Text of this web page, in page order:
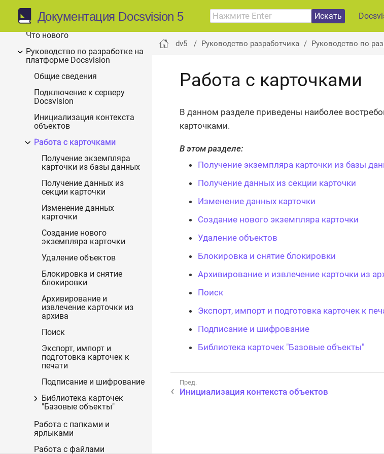
Документация Docsvision 5 Искать
Документация для
разработчиков
Что нового
Руководство по разработке на
платформе Docsvision
Общие сведения
Подключение к серверу
Docsvision
Инициализация контекста
объектов
Работа с карточками
Получение экземпляра
карточки из базы данных
Получение данных из
секции карточки
Изменение данных
карточки
Создание нового
экземпляра карточки
Удаление объектов
Блокировка и снятие
блокировки
Архивирование и
извлечение карточки из
архива
Поиск
Экспорт, импорт и
подготовка карточек к
печати
Подписание и шифрование
Библиотека карточек
"Базовые объекты"
Работа с папками и
ярлыками
Работа с файлами
dv5 Руководство разработчика Руководство по
Работа с карточками
В данном разделе приведены наиболее
карточками.
В этом разделе:
Получение экземпляра карточки из базы
Получение данных из секции карточки
Изменение данных карточки
Создание нового экземпляра карточки
Удаление объектов
Блокировка и снятие блокировки
Архивирование и извлечение карточки из
Поиск
Экспорт, импорт и подготовка карточек к
Подписание и шифрование
Библиотека карточек "Базовые объекты"
Инициализация контекста объектов